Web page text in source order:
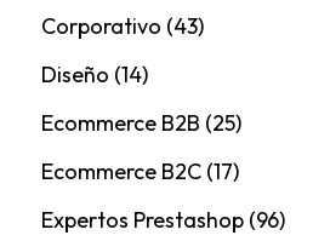
Corporativo (43)
Diseño (14)
Ecommerce B2B (25)
Ecommerce B2C(17)
Expertos Prestashop(96)